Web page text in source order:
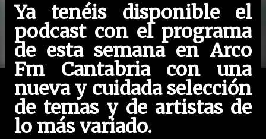
Ya tenéis disponible el
podcast con el programa
de esta semana en Arco
Fm Cantabria con una
nueva y cuidada selección
de temas y de artistas de
lo más variado.